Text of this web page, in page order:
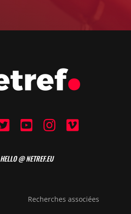
HELLO @ NETREF.EU
Recherches associées